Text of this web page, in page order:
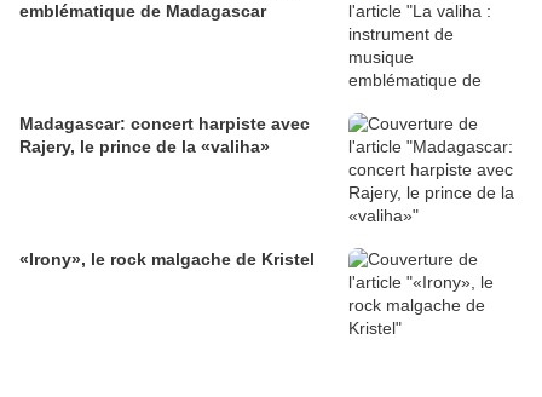
emblématique de Madagascar
Madagascar: concert harpiste avec
Rajery, le prince de la «valiha»
«Irony», le rock malgache de Kristel